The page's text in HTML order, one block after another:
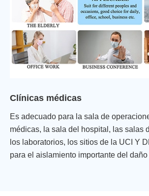
Clínicas médicas
Es adecuado para la sala de
médicas, la sala del hospital, las salas
los laboratorios, los sitios de la UCI Y
para el aislamiento importante del